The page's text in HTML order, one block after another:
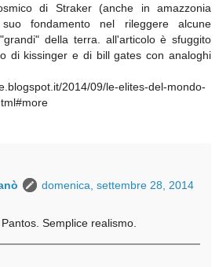
di Straker (anche in amazzonia
fondamento nel rileggere alcune
della terra. all'articolo è sfuggito
di kissinger e di bill gates con analoghi
2014/09/le-elites-del-mondo-
domenica, settembre 28, 2014
Semplice realismo.